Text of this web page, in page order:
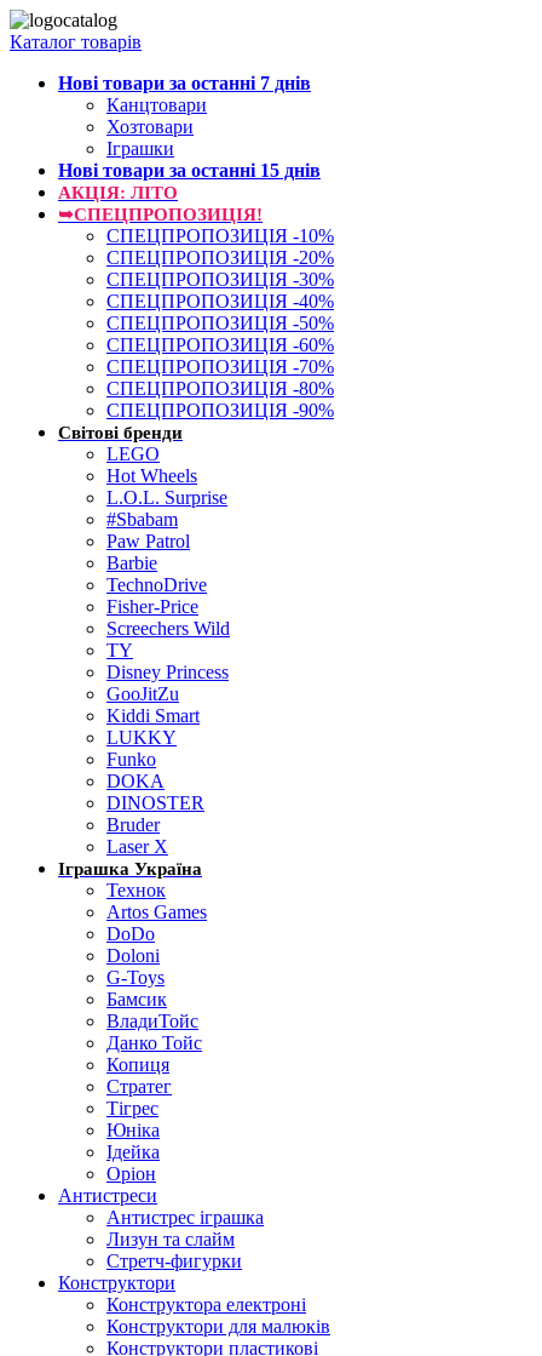
Каталог товарів
Нові товари за останнi 7 днiв
Канцтовари
Хозтовари
Іграшки
Нові товари за останнi 15 днiв
АКЦІЯ: ЛІТО
➥СПЕЦПРОПОЗИЦІЯ!
СПЕЦПРОПОЗИЦІЯ -10%
СПЕЦПРОПОЗИЦІЯ -20%
СПЕЦПРОПОЗИЦІЯ -30%
СПЕЦПРОПОЗИЦІЯ -40%
СПЕЦПРОПОЗИЦІЯ -50%
СПЕЦПРОПОЗИЦІЯ -60%
СПЕЦПРОПОЗИЦІЯ -70%
СПЕЦПРОПОЗИЦІЯ -80%
СПЕЦПРОПОЗИЦІЯ -90%
Світові бренди
LEGO
Hot Wheels
L.O.L. Surprise
#Sbabam
Paw Patrol
Barbie
TechnoDrive
Fisher-Price
Screechers Wild
TY
Disney Princess
GooJitZu
Kiddi Smart
LUKKY
Funko
DOKA
DINOSTER
Bruder
Laser X
Іграшка Україна
Технок
Artos Games
DoDo
Doloni
G-Toys
Бамсик
ВладиТойс
Данко Тойс
Копиця
Стратег
Тігрес
Юніка
Ідейка
Оріон
Антистреси
Антистрес іграшка
Лизун та слайм
Стретч-фигурки
Конструктори
Конструктора електроні
Конструктори для малюків
Конструктори пластикові